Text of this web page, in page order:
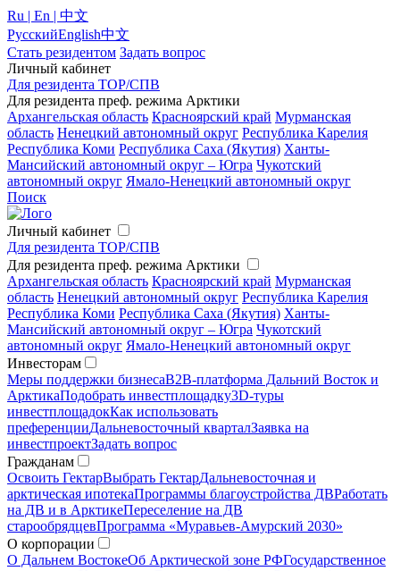
Ru | En | 中文
РусскийEnglish中文
Стать резидентом Задать вопрос
Личный кабинет
Для резидента ТОР/СПВ
Для резидента преф. режима Арктики
Архангельская область Красноярский край Мурманская
область Ненецкий автономный округ Республика Карелия
Республика Коми Республика Саха (Якутия) Ханты-
Мансийский автономный округ – Югра Чукотский
автономный округ Ямало-Ненецкий автономный округ
Поиск
Личный кабинет
Для резидента ТОР/СПВ
Для резидента преф. режима Арктики
Архангельская область Красноярский край Мурманская
область Ненецкий автономный округ Республика Карелия
Республика Коми Республика Саха (Якутия) Ханты-
Мансийский автономный округ – Югра Чукотский
автономный округ Ямало-Ненецкий автономный округ
Инвесторам
Меры поддержки бизнесаB2B-платформа Дальний Восток и
АрктикаПодобрать инвестплощадку3D-туры
инвестплощадокКак использовать
преференцииДальневосточный кварталЗаявка на
инвестпроектЗадать вопрос
Гражданам
Освоить ГектарВыбрать ГектарДальневосточная и
арктическая ипотекаПрограммы благоустройства ДВРаботать
на ДВ и в АрктикеПереселение на ДВ
старообрядцевПрограмма «Муравьев-Амурский 2030»
О корпорации
О Дальнем ВостокеОб Арктической зоне РФГосударственное